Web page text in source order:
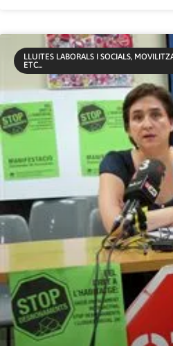
LLUITES LABORALS I SOCIALS,
ETC...